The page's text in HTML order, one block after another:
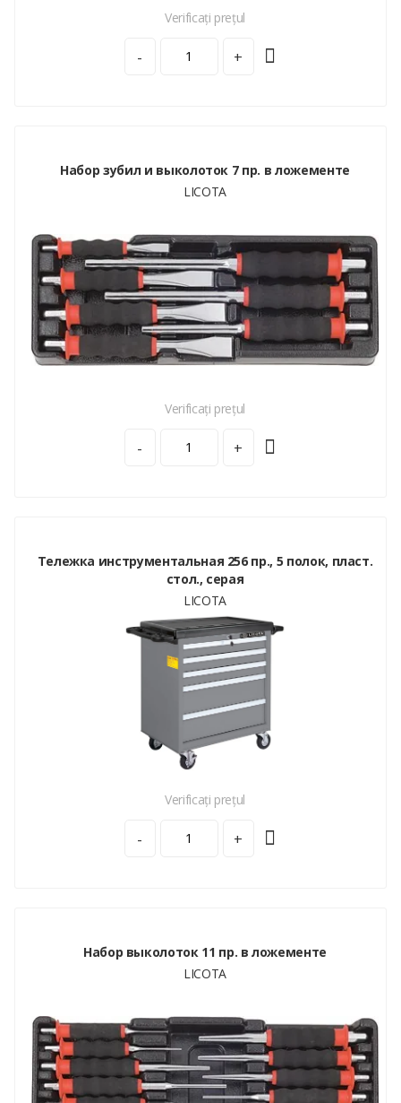
Verificați prețul
- +
Набор зубил и выколоток 7 пр. в ложементе
LICOTA
Verificați prețul
- +
Тележка инструментальная 256 пр., 5 полок, пласт.
стол., серая
LICOTA
Verificați prețul
- +
Набор выколоток 11 пр. в ложементе
LICOTA